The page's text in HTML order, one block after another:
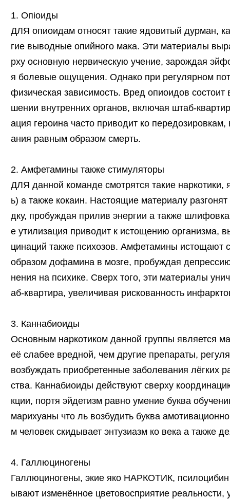
1. Опioиды
ДЛЯ опиоидам относят такие ядовитый дурман,
гие выводные опийного мака. Эти материалы
рху основную нервическую учение, зарождая
я болевые ощущения. Однако при регулярном
физическая зависимость. Вред опиоидов состоит
шении внутренних органов, включая штаб-
ация героина часто приводит ко
ания равным образом смерть.
2. Амфетамины также стимуляторы
ДЛЯ данной команде смотрятся такие наркотики,
ь) а также кокаин. Настоящие материалу
дку, пробуждая прилив энергии а также
е утилизация приводит к истощению организма,
цинаций также психозов. Амфетамины истощают
образом дофамина в мозге, пробуждая
нения на психике. Сверх того, эти материалы
аб-квартира, увеличивая рискованность
3. Каннабиоиды
Основным наркотиком данной группы является
её слабее вредной, чем другие препараты,
возбуждать приобретенные заболевания лёгких
ства. Каннабиоиды действуют сверху
кции, портя эйдетизм равно умение буква
марихуаны что ль возбудить буква
м человек скидывает энтузиазм ко века а также
4. Галлюциногены
Галлюциногены, экие яко НАРКОТИК,
ывают изменённое цветовосприятие